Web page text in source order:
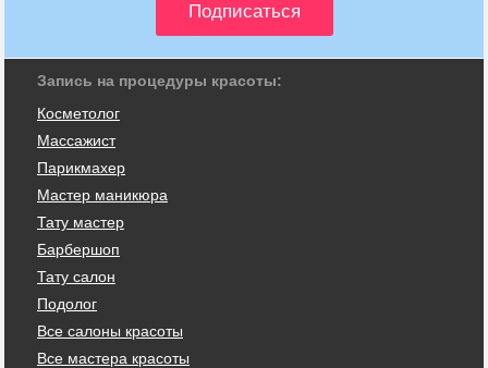
Запись на процедуры красоты:
Косметолог
Массажист
Парикмахер
Мастер маникюра
Тату мастер
Барбершоп
Тату салон
Подолог
Все салоны красоты
Все мастера красоты